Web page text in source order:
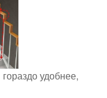
удобнее,